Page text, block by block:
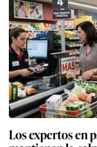
Los expertos en